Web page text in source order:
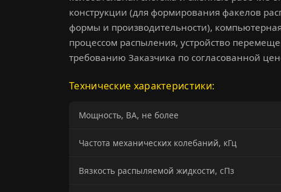
конструкции (для формирования факелов
формы и производительности),
процессом распыления, устройство
требованию Заказчика по согласованной
Технические характеристики:
Мощность, ВА, не более
Частота механических колебаний, кГц
Вязкость распыляемой жидкости, сПз